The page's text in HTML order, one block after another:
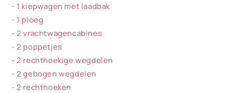
- 1 kiepwagen met laadbak
- 1 ploeg
- 2 vrachtwagencabines
- 2 poppetjes
- 2 rechthoekige wegdelen
- 2 gebogen wegdelen
- 2 rechthoeken